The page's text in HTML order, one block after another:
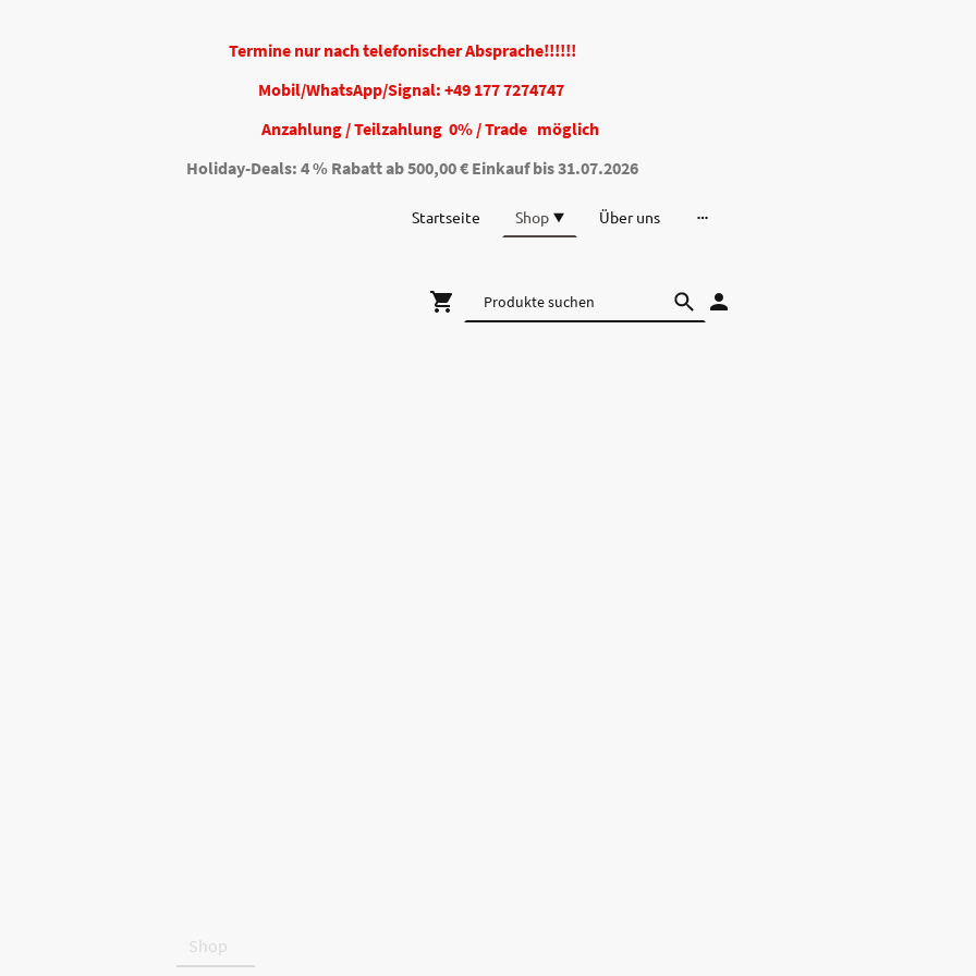
Termine nur nach telefonischer Absprache!!!!!!
Mobil/WhatsApp/Signal: +49 177 7274747
Anzahlung / Teilzahlung 0% / Trade möglich
Holiday-Deals: 4 % Rabatt ab 500,00 € Einkauf bis 31.07.2026
Startseite Shop Über uns
Shop